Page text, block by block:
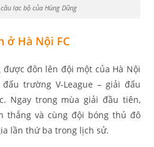
lạc bộ của Hùng Dũng
ở Hà Nội FC
được đôn lên đội một của Hà Nội
trường V-League – giải đấu
Ngay trong mùa giải đầu tiên,
thắng và cùng đội bóng thủ đô
lần thứ ba trong lịch sử.